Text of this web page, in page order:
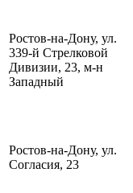
Ростов-на-Дону, ул.
339-й Стрелковой
Дивизии, 23, м-н
Западный
Ростов-на-Дону, ул.
Согласия, 23